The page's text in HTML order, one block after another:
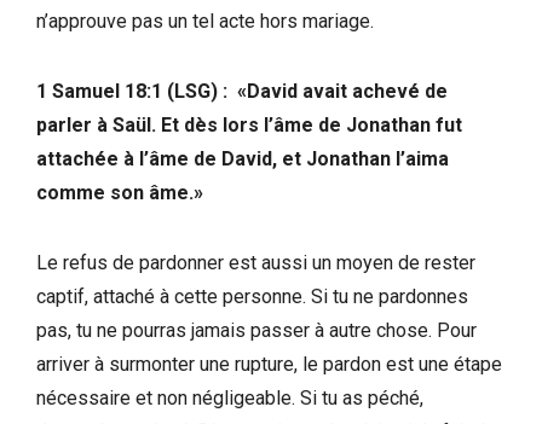
n’approuve pas un tel acte hors mariage.
‭‭1 Samuel‬ ‭18:1‬ (‭LSG‬‬) : «David avait achevé de
parler à Saül. Et dès lors l’âme de Jonathan fut
attachée à l’âme de David, et Jonathan l’aima
comme son âme.»
Le refus de pardonner est aussi un moyen de rester
captif, attaché à cette personne. Si tu ne pardonnes
pas, tu ne pourras jamais passer à autre chose. Pour
arriver à surmonter une rupture, le pardon est une étape
nécessaire et non négligeable. Si tu as péché,